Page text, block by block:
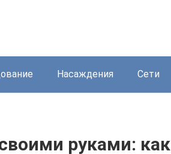
Насаждения Сети
руками: как